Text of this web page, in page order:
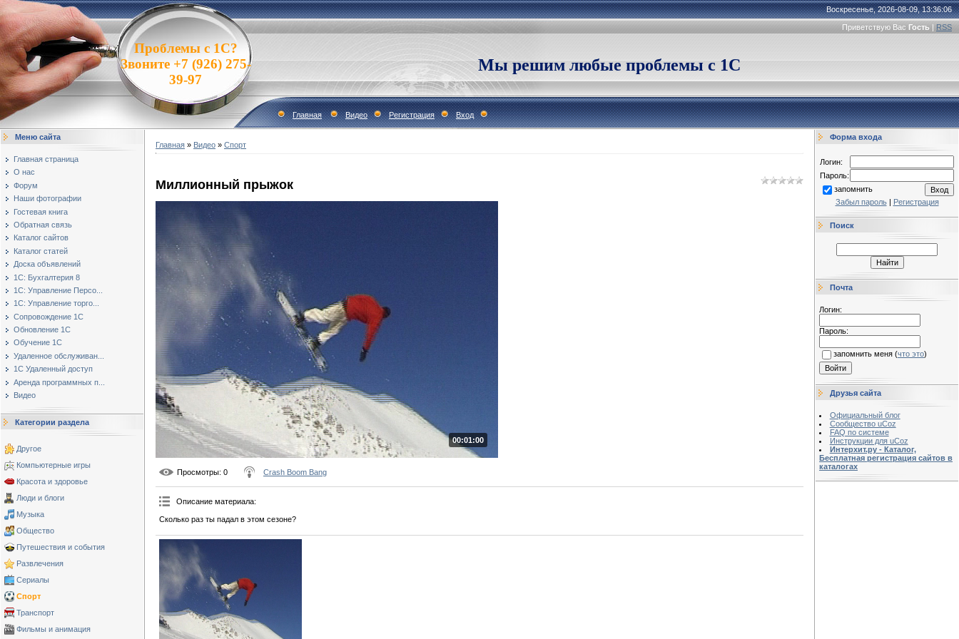
Проблемы с 1С?
Звоните +7 (926) 275-
39-97
Воскресенье, 2026-08-09, 13:36:06
Приветствую Вас Гость | RSS
Мы решим любые проблемы с 1С
Главная Видео Регистрация Вход
Меню сайта
Главная страница
О нас
Форум
Наши фотографии
Гостевая книга
Обратная связь
Каталог сайтов
Каталог статей
Доска объявлений
1С: Бухгалтерия 8
1С: Управление Персо...
1С: Управление торго...
Сопровождение 1С
Обновление 1С
Обучение 1С
Удаленное обслуживан...
1С Удаленный доступ
Аренда программных п...
Видео
Категории раздела
Другое
Компьютерные игры
Красота и здоровье
Люди и блоги
Музыка
Общество
Путешествия и события
Развлечения
Сериалы
Спорт
Транспорт
Фильмы и анимация
Главная » Видео » Спорт
Миллионный прыжок
00:01:00
Просмотры: 0 Crash Boom Bang
Описание материала:
Сколько раз ты падал в этом сезоне?
Форма входа
Логин:
Пароль:
запомнить
Забыл пароль| Регистрация
Поиск
Почта
Логин:
Пароль:
запомнить меня (что это)
Друзья сайта
Официальный блог
Сообщество uCoz
FAQ по системе
Инструкции для uCoz
Интерхит.ру - Каталог,
Бесплатная регистрация сайтов в
каталогах